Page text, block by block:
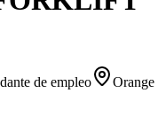
de empleo
Orange